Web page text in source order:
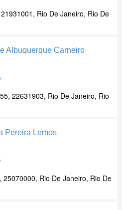
Rio De Janeiro, Rio De
Albuquerque Carneiro
22631903, Rio De Janeiro, Rio
Pereira Lemos
25070000, Rio De Janeiro, Rio De